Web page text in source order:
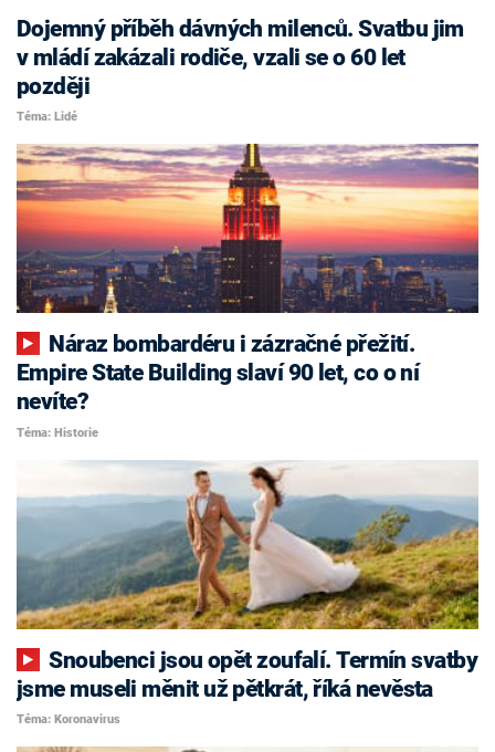
Dojemný příběh dávných milenců. Svatbu jim
v mládí zakázali rodiče, vzali se o 60 let
později
Téma: Lidé
Empire State Building slaví 90 let, co o ní
nevíte?
Téma: Historie
Snoubenci jsou opět zoufalí. Termín svatby
jsme museli měnit už pětkrát, říká nevěsta
Téma: Koronavirus